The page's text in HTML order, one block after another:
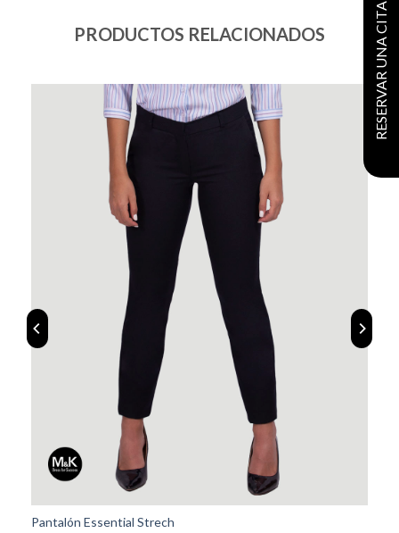
PRODUCTOS RELACIONADOS
COD. 29101
Pantalón Essential Strech
RESERVAR UNA CITA